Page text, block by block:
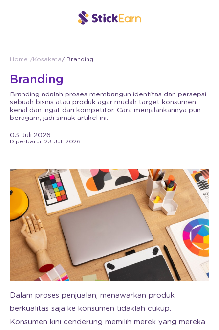
Home /Kosakata/ Branding
Branding
Branding adalah proses membangun identitas dan persepsi
sebuah bisnis atau produk agar mudah target konsumen
kenal dan ingat dari kompetitor. Cara menjalankannya pun
beragam, jadi simak artikel ini.
03 Juli 2026
Diperbarui: 23 Juli 2026
Dalam proses penjualan, menawarkan produk
berkualitas saja ke konsumen tidaklah cukup.
Konsumen kini cenderung memilih merek yang mereka